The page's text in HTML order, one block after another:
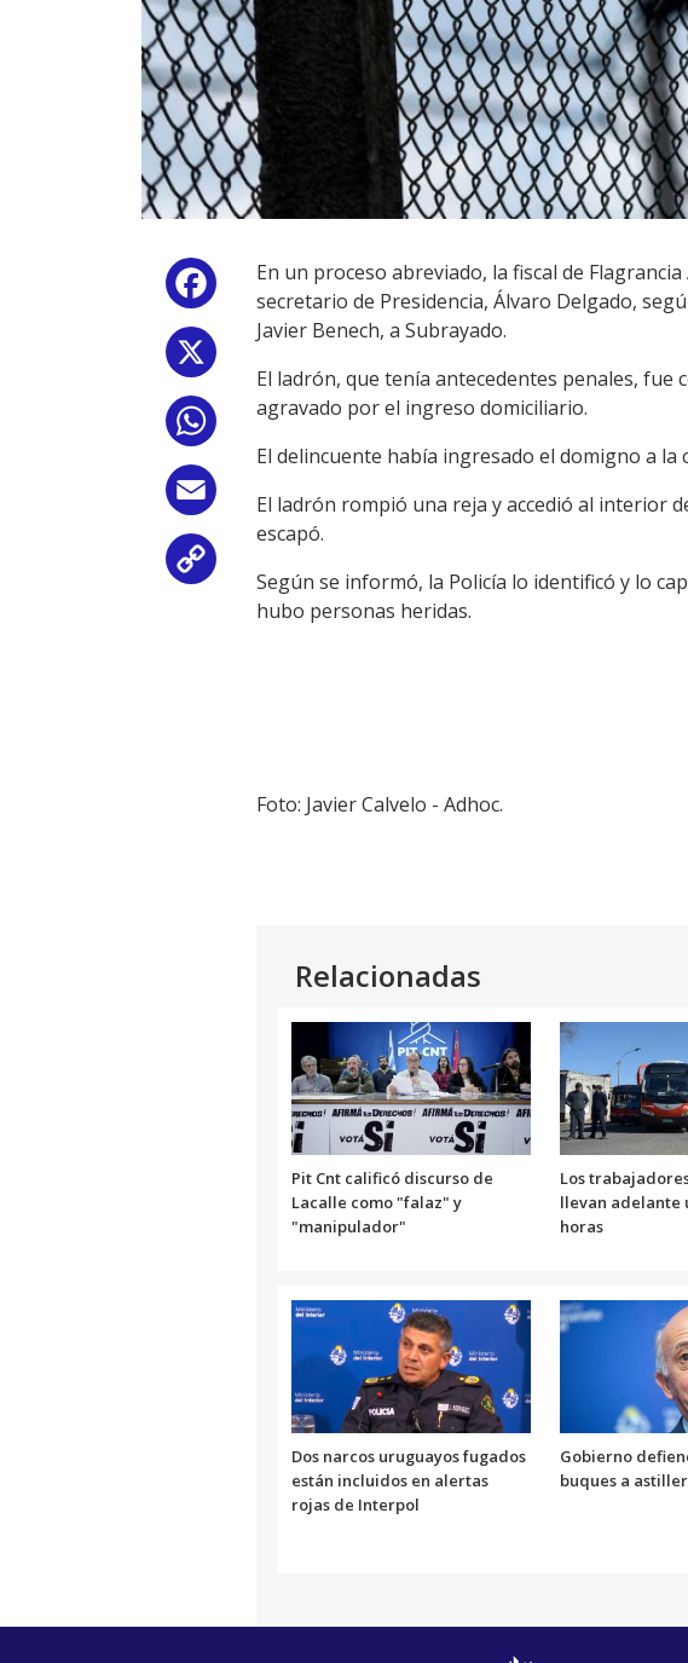
Facebook
WhatsApp
Email
Link
En un proceso abreviado, la fiscal de
secretario de Presidencia, Álvaro Delgado,
Javier Benech, a Subrayado.
El ladrón, que tenía antecedentes penales,
agravado por el ingreso domiciliario.
El delincuente había ingresado el domigno a la
El ladrón rompió una reja y accedió al interior
escapó.
Según se informó, la Policía lo identificó y lo
hubo personas heridas.
Foto: Javier Calvelo - Adhoc.
Relacionadas
Pit Cnt calificó discurso de
Lacalle como "falaz" y
"manipulador"
Los
llevan adelante
horas
Dos narcos uruguayos fugados
están incluidos en alertas
rojas de Interpol
Gobierno
buques a